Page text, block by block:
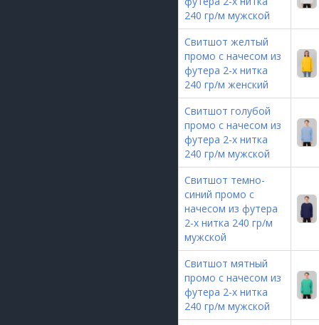
240 гр/м мужской
Свитшот желтый
промо с начесом из
футера 2-х нитка
240 гр/м женский
Свитшот голубой
промо с начесом из
футера 2-х нитка
240 гр/м мужской
Свитшот темно-
синий промо с
начесом из футера
2-х нитка 240 гр/м
мужской
Свитшот мятный
промо с начесом из
футера 2-х нитка
240 гр/м мужской